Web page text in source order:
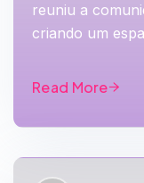
reuniu a
criando um
Read More